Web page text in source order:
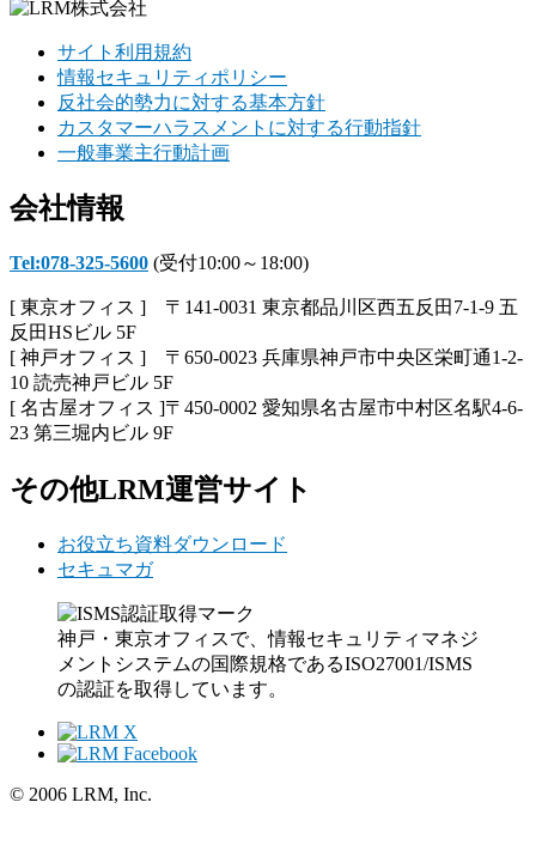
サイト利用規約
情報セキュリティポリシー
反社会的勢力に対する基本方針
カスタマーハラスメントに対する行動指針
一般事業主行動計画
会社情報
Tel:078-325-5600 (受付10:00～18:00)
[ 東京オフィス ] 〒141-0031 東京都品川区西五反田7-1-9 五
反田HSビル 5F
[ 神戸オフィス ] 〒650-0023 兵庫県神戸市中央区栄町通1-2-
10 読売神戸ビル 5F
[ 名古屋オフィス ]〒450-0002 愛知県名古屋市中村区名駅4-6-
23 第三堀内ビル 9F
その他LRM運営サイト
お役立ち資料ダウンロード
セキュマガ
神戸・東京オフィスで、情報セキュリティマネジ
メントシステムの国際規格であるISO27001/ISMS
の認証を取得しています。
© 2006 LRM, Inc.